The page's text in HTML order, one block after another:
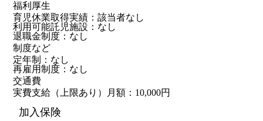
福利厚生
育児休業取得実績：該当者なし
利用可能託児施設：なし
退職金制度：なし
制度など
定年制：なし
再雇用制度：なし
交通費
実費支給（上限あり）月額：10,000円
加入保険